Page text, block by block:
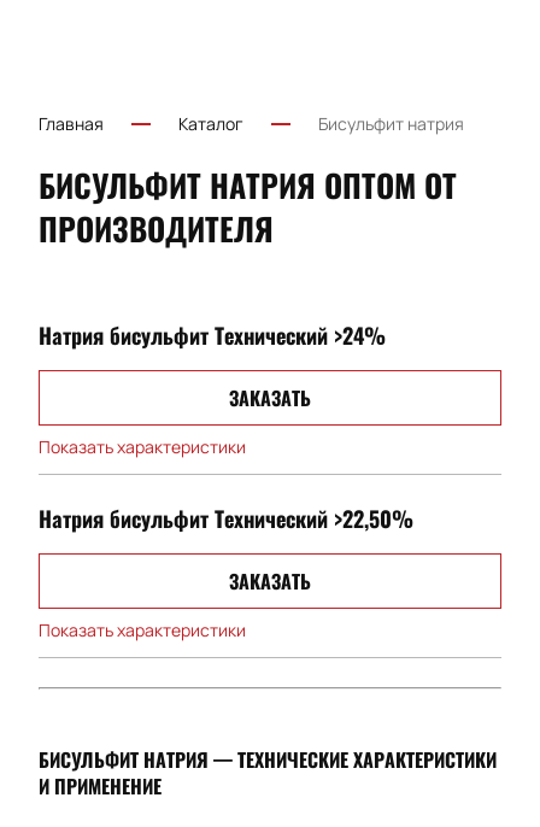
Главная Каталог Бисульфит натрия
БИСУЛЬФИТ НАТРИЯ ОПТОМ ОТ
ПРОИЗВОДИТЕЛЯ
Натрия бисульфит Технический >24%
ЗАКАЗАТЬ
Показать характеристики
Натрия бисульфит Технический >22,50%
ЗАКАЗАТЬ
Показать характеристики
БИСУЛЬФИТ НАТРИЯ — ТЕХНИЧЕСКИЕ ХАРАКТЕРИСТИКИ
И ПРИМЕНЕНИЕ